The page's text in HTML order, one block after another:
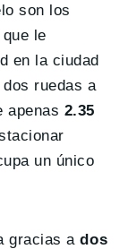
son los
le
en la ciudad
ruedas a
apenas 2.35
un único
gracias ados